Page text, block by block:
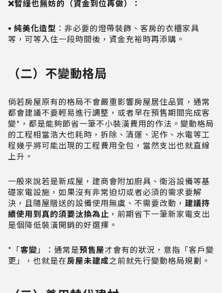
❌暫緩也無妨的（資金到位再做）：
• 純美化造型 ：非必要的燈帶裝飾、客房的衣櫃家具
等，可等入住一段時間後，資金充裕時再添購。
（二）不變動格局
倘若房屋原有的格局不會嚴重影響房屋居住品質，通常
都會建議不要輕易進行調整，或者早在預售期間完成客
變*，都是能夠節省一筆不小裝潢費用的作法。變動格局
的工程相當浩大也耗時，拆除、清運、泥作、水電等工
程幾乎將可能出現的工程費用全包，當然支出也就直線
上升。
一般來說若是新成屋，建商會附加廚具、衛浴設備等基
礎家電設施，如果沒有非常迫切或者必須的需求要解
決，且隨屋贈送的設備使用無虞、不需要改動， 建議持
續使用到真的須要汰換為止 ，前期省下一筆新家電支出
是個降低裝潢開銷的好選擇。
*「客變」：通常是預售屋才會有的狀況，意指「客戶變
更」，也就是在房屋未建成之前就先行變動格局規劃。